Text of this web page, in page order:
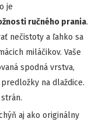
je
ručného prania.
nečistoty a ľahko sa
miláčikov. Vaše
spodná vrstva,
na dlaždice.
aj ako originálny